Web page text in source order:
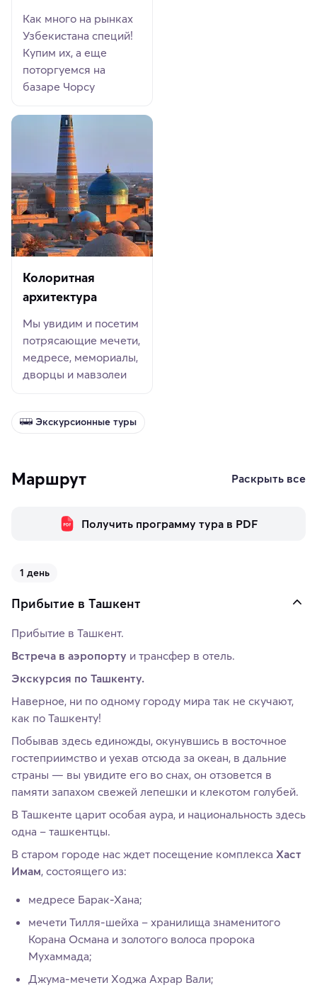
Как много на рынках
Узбекистана специй!
Купим их, а еще
поторгуемся на
базаре Чорсу
Колоритная
архитектура
Мы увидим и посетим
потрясающие мечети,
медресе, мемориалы,
дворцы и мавзолеи
Экскурсионные туры
Маршрут Раскрыть все
Получить программу тура в PDF
1 день
Прибытие в Ташкент
Прибытие в Ташкент.
Встреча в аэропорту и трансфер в отель.
Экскурсия по Ташкенту.
Наверное, ни по одному городу мира так не скучают,
как по Ташкенту!
Побывав здесь единожды, окунувшись в восточное
гостеприимство и уехав отсюда за океан, в дальние
страны — вы увидите его во снах, он отзовется в
памяти запахом свежей лепешки и клекотом голубей.
В Ташкенте царит особая аура, и национальность здесь
одна – ташкентцы.
В старом городе нас ждет посещение комплекса Хаст
Имам, состоящего из:
медресе Барак-Хана;
мечети Тилля-шейха – хранилища знаменитого
Корана Османа и золотого волоса пророка
Мухаммада;
Джума-мечети Ходжа Ахрар Вали;